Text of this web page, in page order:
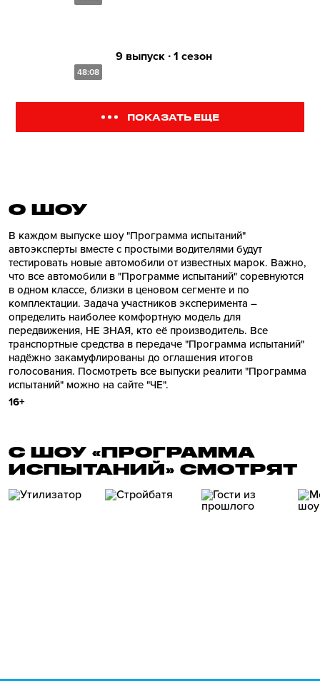
48:08
9 выпуск ∙ 1 сезон
ПОКАЗАТЬ ЕЩЕ
О ШОУ
В каждом выпуске шоу "Программа испытаний"
автоэксперты вместе с простыми водителями будут
тестировать новые автомобили от известных марок. Важно,
что все автомобили в "Программе испытаний" соревнуются
в одном классе, близки в ценовом сегменте и по
комплектации. Задача участников эксперимента –
определить наиболее комфортную модель для
передвижения, НЕ ЗНАЯ, кто её производитель. Все
транспортные средства в передаче "Программа испытаний"
надёжно закамуфлированы до оглашения итогов
голосования. Посмотреть все выпуски реалити "Программа
испытаний" можно на сайте "ЧЕ".
16+
С ШОУ «ПРОГРАММА
ИСПЫТАНИЙ» СМОТРЯТ